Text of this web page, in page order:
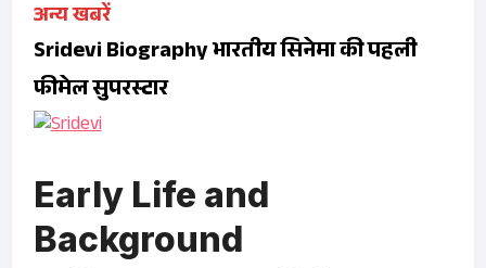
अन्य खबरें
Sridevi Biography भारतीय सिनेमा की पहली
फीमेल सुपरस्टार
Early Life and
Background